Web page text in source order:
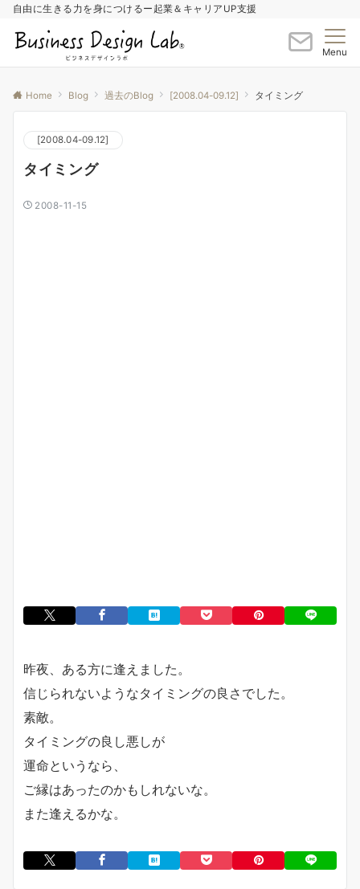
自由に生きる力を身につけるー起業＆キャリアUP支援
Menu
Home Blog 過去のBlog [2008.04-09.12] タイミング
[2008.04-09.12]
タイミング
2008-11-15
昨夜、ある方に逢えました。
信じられないようなタイミングの良さでした。
素敵。
タイミングの良し悪しが
運命というなら、
ご縁はあったのかもしれないな。
また逢えるかな。